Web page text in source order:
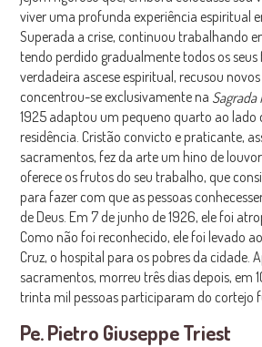
viver uma profunda experiência espiritual
Superada a crise, continuou trabalhando
tendo perdido gradualmente todos os
verdadeira ascese espiritual, recusou
concentrou-se exclusivamente na Sagrada
1925 adaptou um pequeno quarto ao lado
residência. Cristão convicto e praticante,
sacramentos, fez da arte um hino de
oferece os frutos do seu trabalho, que
para fazer com que as pessoas
de Deus. Em 7 de junho de 1926, ele foi
Como não foi reconhecido, ele foi levado
Cruz, o hospital para os pobres da cidade.
sacramentos, morreu três dias depois, em
trinta mil pessoas participaram do cortejo
Pe. Pietro Giuseppe Triest